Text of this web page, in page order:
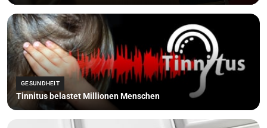
GESUNDHEIT
Tinnitus belastet Millionen Menschen